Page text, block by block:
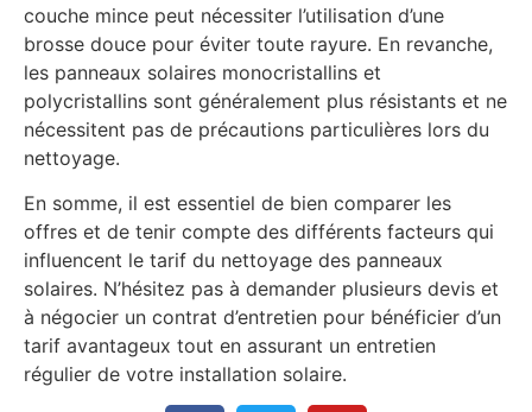
couche mince peut nécessiter l’utilisation d’une
brosse douce pour éviter toute rayure. En revanche,
les panneaux solaires monocristallins et
polycristallins sont généralement plus résistants et ne
nécessitent pas de précautions particulières lors du
nettoyage.
En somme, il est essentiel de bien comparer les
offres et de tenir compte des différents facteurs qui
influencent le tarif du nettoyage des panneaux
solaires. N’hésitez pas à demander plusieurs devis et
à négocier un contrat d’entretien pour bénéficier d’un
tarif avantageux tout en assurant un entretien
régulier de votre installation solaire.